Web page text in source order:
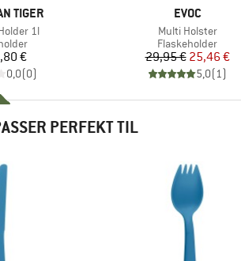
TIGER
1l
€
0,0(0)
MÆRKE
EVOC
Artikel
Multi Holster
Produktgruppe
Flaskeholder
Pris
29,95 €Nedsat pris
25,46 €
5,0(1)
PERFEKT TIL